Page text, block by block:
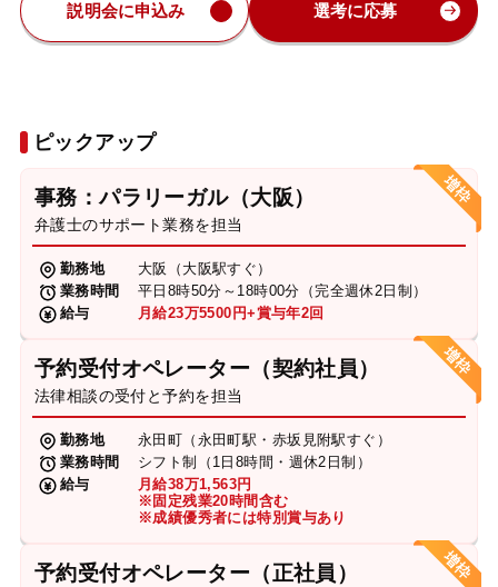
説明会に申込み 選考に応募
ピックアップ
事務：パラリーガル（大阪）
弁護士のサポート業務を担当
勤務地
大阪（大阪駅すぐ）
業務時間
平日8時50分～18時00分（完全週休2日制）
給与
月給23万5500円+賞与年2回
予約受付オペレーター（契約社員）
法律相談の受付と予約を担当
勤務地
永田町（永田町駅・赤坂見附駅すぐ）
業務時間
シフト制（1日8時間・週休2日制）
給与
月給38万1,563円
※固定残業20時間含む
※成績優秀者には特別賞与あり
予約受付オペレーター（正社員）